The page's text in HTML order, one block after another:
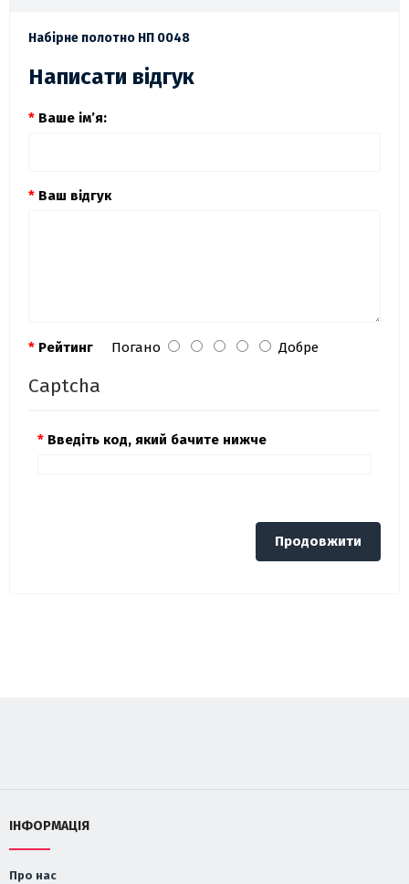
Набірне полотно НП 0048
Написати відгук
Ваше ім’я:
Ваш відгук
Рейтинг Погано Добре
Captcha
Введіть код, який бачите нижче
Продовжити
ІНФОРМАЦІЯ
Про нас